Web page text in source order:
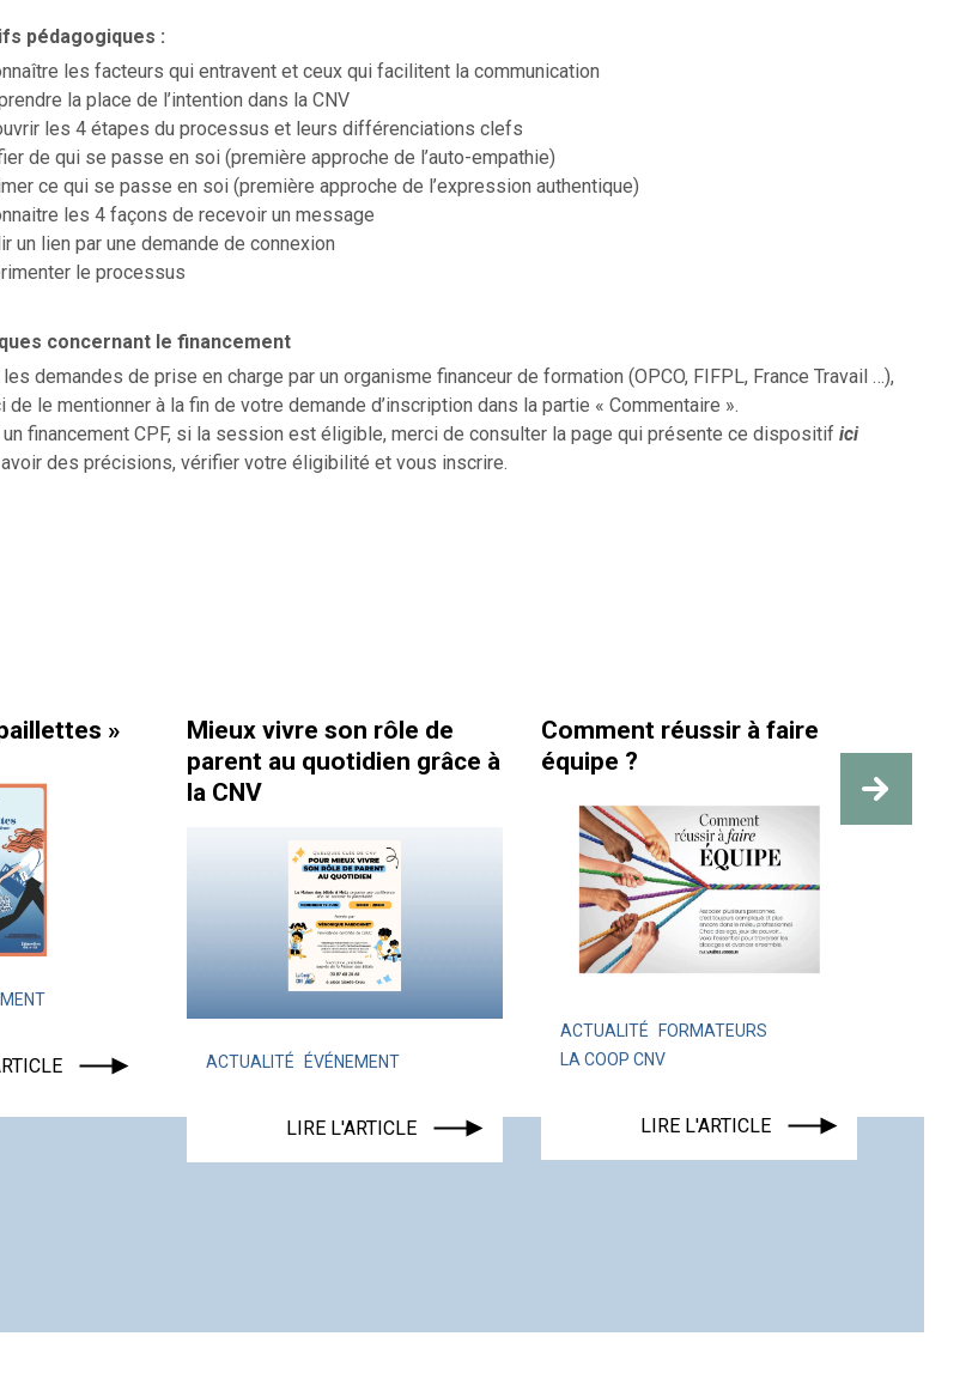
pédagogiques :
les facteurs qui entravent et ceux qui facilitent la communication
la place de l’intention dans la CNV
les 4 étapes du processus et leurs différenciations clefs
de qui se passe en soi (première approche de l’auto-empathie)
ce qui se passe en soi (première approche de l’expression authentique)
les 4 façons de recevoir un message
un lien par une demande de connexion
le processus
concernant le financement
les demandes de prise en charge par un organisme financeur de formation (OPCO, FIFPL, France Travail …),
de le mentionner à la fin de votre demande d’inscription dans la partie « Commentaire ».
un financement CPF, si la session est éligible, merci de consulter la page qui présente ce dispositif ici
des précisions, vérifier votre éligibilité et vous inscrire.
Mieux vivre son rôle de
parent au quotidien grâce à
ACTUALITÉ ÉVÉNEMENT
LIRE L'ARTICLE
Comment réussir à faire
équipe ?
FORMATEURS
LIRE L'ARTICLE
La santé et la
travail sont bien
des repères